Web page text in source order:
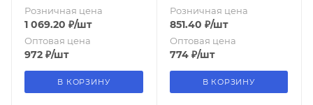
Розничная цена
1 069.20 ₽/шт
Оптовая цена
972 ₽/шт
В КОРЗИНУ
Розничная цена
851.40 ₽/шт
Оптовая цена
774₽/шт
В КОРЗИНУ